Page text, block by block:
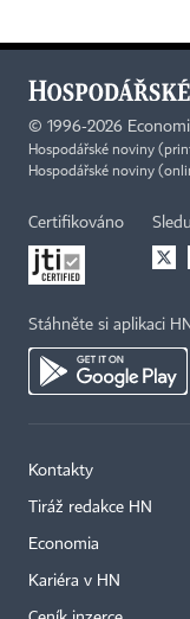
© 1996-2026
Hospodářské noviny
Hospodářské noviny
Certifikováno
Stáhněte si aplikaci HN
Kontakty
Tiráž redakce HN
Economia
Kariéra v HN